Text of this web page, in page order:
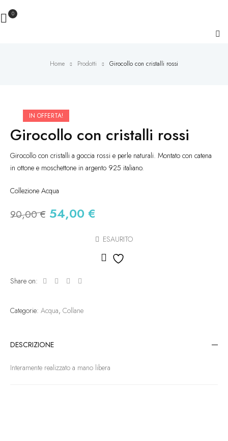
0
Home Prodotti Girocollo con cristalli rossi
IN OFFERTA!
Girocollo con cristalli rossi
Girocollo con cristalli a goccia rossi e perle naturali. Montato con catena
in ottone e moschettone in argento 925 italiano.
Collezione Acqua
90,00€ 54,00 €
ESAURITO
Share on:
Categorie: Acqua, Collane
DESCRIZIONE
Interamente realizzato a mano libera